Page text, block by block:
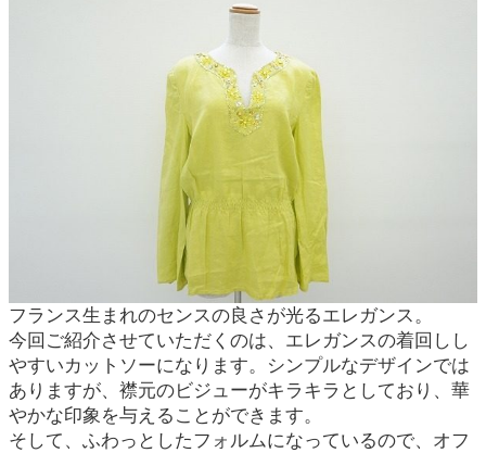
フランス生まれのセンスの良さが光るエレガンス。
今回ご紹介させていただくのは、エレガンスの着回しし
やすいカットソーになります。シンプルなデザインでは
ありますが、襟元のビジューがキラキラとしており、華
やかな印象を与えることができます。
そして、ふわっとしたフォルムになっているので、オフ